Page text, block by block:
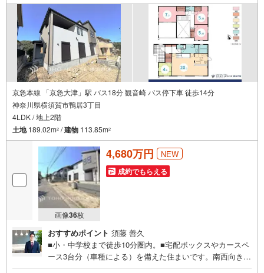
京急本線 「京急大津」駅 バス18分 観音崎 バス停下車 徒歩14分
神奈川県横須賀市鴨居3丁目
4LDK / 地上2階
土地189.02m2 /建物 113.85m2
画像36枚
4,680万円 NEW
成約でもらえる
おすすめポイント 須藤 善久
■小・中学校まで徒歩10分圏内。■宅配ボックスやカースペ
ース3台分（車種による）を備えた住まいです。南西向きイ